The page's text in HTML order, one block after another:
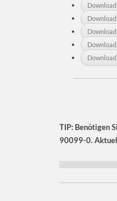
TIP: Benötigen
90099-0.